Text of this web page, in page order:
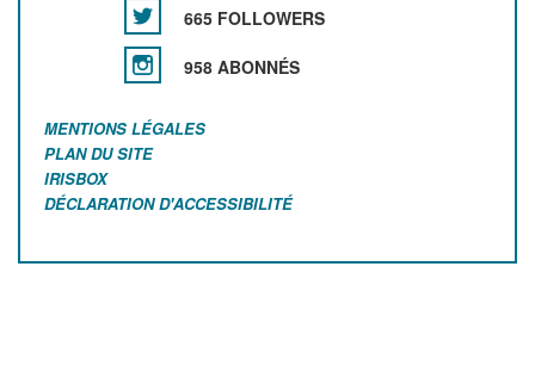
665 FOLLOWERS
958 ABONNÉS
MENTIONS LÉGALES
PLAN DU SITE
IRISBOX
DÉCLARATION D'ACCESSIBILITÉ